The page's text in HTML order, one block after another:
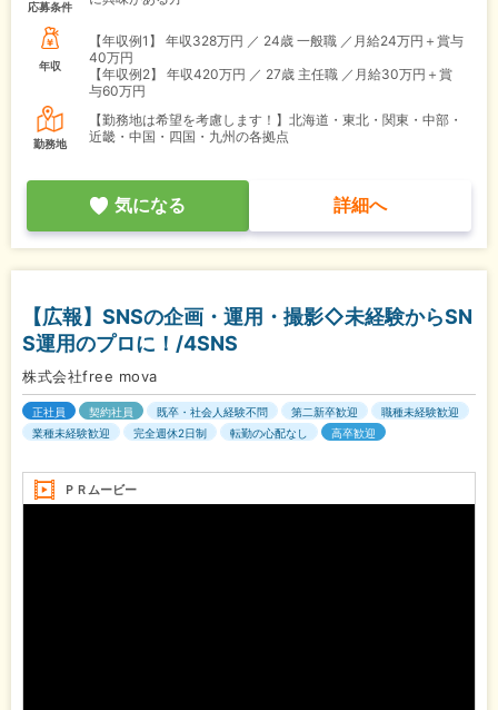
応募条件
年収
【年収例1】
年収328万円 ／ 24歳 一般職 ／月給24万円＋賞与
40万円
【年収例2】
年収420万円 ／ 27歳 主任職 ／月給30万円＋賞
与60万円
勤務地
【勤務地は希望を考慮します！】北海道・東北・関東・中部・
近畿・中国・四国・九州の各拠点
気になる 詳細へ
【広報】SNSの企画・運用・撮影◇未経験からSN
S運用のプロに！/4SNS
株式会社free mova
正社員 契約社員 既卒・社会人経験不問 第二新卒歓迎
職種未経験歓迎
業種未経験歓迎
完全週休2日制 転勤の心配なし 高卒歓迎
ＰＲムービー